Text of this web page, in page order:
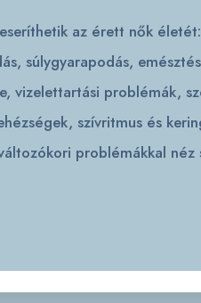
az érett nők
súlygyarapodás,
vizelettartási problémák,
szívritmus és
problémákkal néz